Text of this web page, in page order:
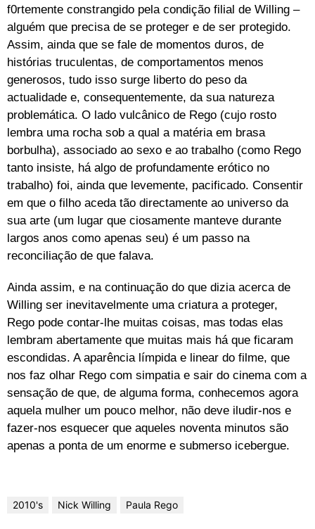
f0rtemente constrangido pela condição filial de Willing –
alguém que precisa de se proteger e de ser protegido.
Assim, ainda que se fale de momentos duros, de
histórias truculentas, de comportamentos menos
generosos, tudo isso surge liberto do peso da
actualidade e, consequentemente, da sua natureza
problemática. O lado vulcânico de Rego (cujo rosto
lembra uma rocha sob a qual a matéria em brasa
borbulha), associado ao sexo e ao trabalho (como Rego
tanto insiste, há algo de profundamente erótico no
trabalho) foi, ainda que levemente, pacificado. Consentir
em que o filho aceda tão directamente ao universo da
sua arte (um lugar que ciosamente manteve durante
largos anos como apenas seu) é um passo na
reconciliação de que falava.
Ainda assim, e na continuação do que dizia acerca de
Willing ser inevitavelmente uma criatura a proteger,
Rego pode contar-lhe muitas coisas, mas todas elas
lembram abertamente que muitas mais há que ficaram
escondidas. A aparência límpida e linear do filme, que
nos faz olhar Rego com simpatia e sair do cinema com a
sensação de que, de alguma forma, conhecemos agora
aquela mulher um pouco melhor, não deve iludir-nos e
fazer-nos esquecer que aqueles noventa minutos são
apenas a ponta de um enorme e submerso icebergue.
2010's Nick Willing Paula Rego